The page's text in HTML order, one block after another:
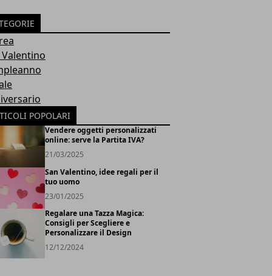
Valentino
POPOLARI
Vendere oggetti personalizzati
online: serve la Partita IVA?
21/03/2025
San Valentino, idee regali per il
tuo uomo
23/01/2025
Regalare una Tazza Magica:
Consigli per Scegliere e
Personalizzare il Design
12/12/2024